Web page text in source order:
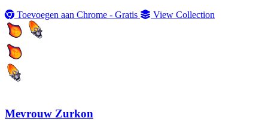
Toevoegen aan Chrome - Gratis
View Collection
Mevrouw Zurkon